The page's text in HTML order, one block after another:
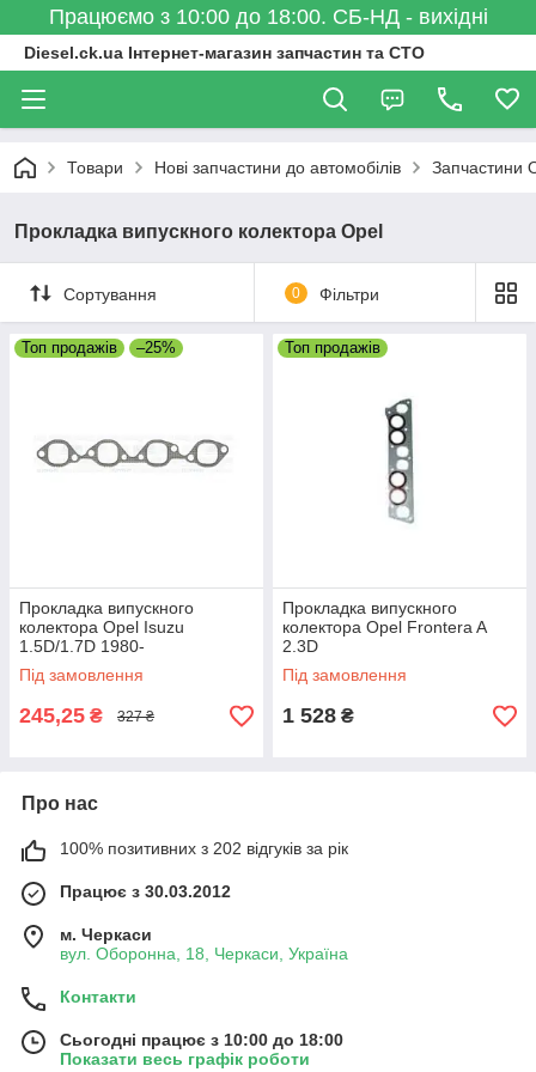
Працюємо з 10:00 до 18:00. СБ-НД - вихідні
Diesel.ck.ua Інтернет-магазин запчастин та СТО
Товари Нові запчастини до автомобілів Запчастини
Прокладка випускного колектора Opel
Сортування 0 Фільтри
Топ продажів –25%
Прокладка випускного
колектора Opel Isuzu
1.5D/1.7D 1980-
Під замовлення
245,25 ₴ 327 ₴
Топ продажів
Прокладка випускного
колектора Opel Frontera A
2.3D
Під замовлення
1 528 ₴
Про нас
100% позитивних з 202 відгуків за рік
Працює з 30.03.2012
м. Черкаси
вул. Оборонна, 18, Черкаси, Україна
Контакти
Сьогодні працює з 10:00 до 18:00
Показати весь графік роботи